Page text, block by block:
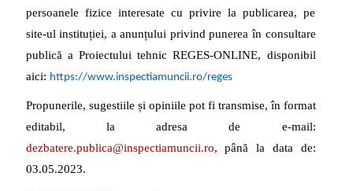
persoanele fizice interesate cu privire la publicarea, pe
site-ul instituției, a anunțului privind punerea în consultare
publică a Proiectului tehnic REGES-ONLINE, disponibil
aici: https://www.inspectiamuncii.ro/reges
Propunerile, sugestiile și opiniile pot fi transmise, în format
editabil, la adresa de e-mail:
dezbatere.publica@inspectiamuncii.ro, până la data de:
03.05.2023.